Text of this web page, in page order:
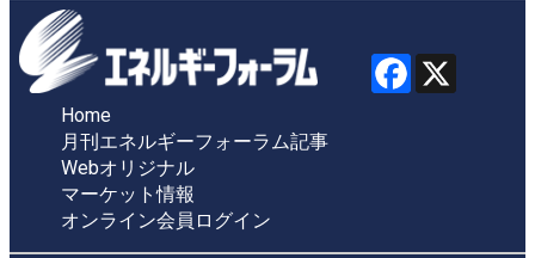
Home
月刊エネルギーフォーラム記事
Webオリジナル
マーケット情報
オンライン会員ログイン